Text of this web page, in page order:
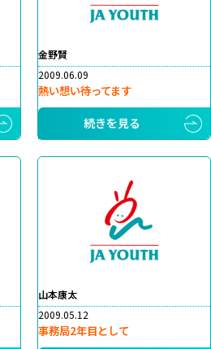
金野賢
2009.06.09
熱い想い待ってます
続きを見る
山本康太
2009.05.12
事務局2年目として